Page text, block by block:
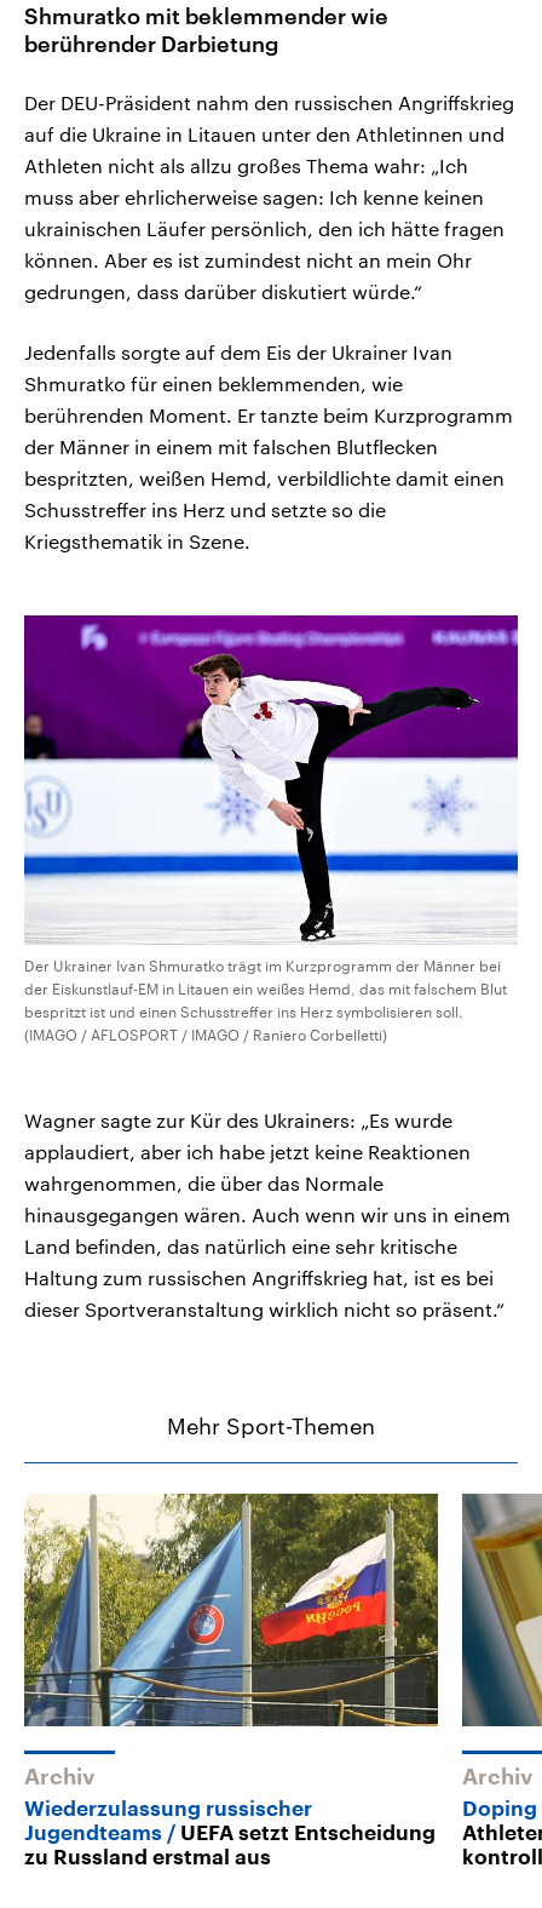
Shmuratko mit beklemmender wie
berührender Darbietung
Der DEU-Präsident nahm den russischen Angriffskrieg
auf die Ukraine in Litauen unter den Athletinnen und
Athleten nicht als allzu großes Thema wahr: „Ich
muss aber ehrlicherweise sagen: Ich kenne keinen
ukrainischen Läufer persönlich, den ich hätte fragen
können. Aber es ist zumindest nicht an mein Ohr
gedrungen, dass darüber diskutiert würde.“
Jedenfalls sorgte auf dem Eis der Ukrainer Ivan
Shmuratko für einen beklemmenden, wie
berührenden Moment. Er tanzte beim Kurzprogramm
der Männer in einem mit falschen Blutflecken
bespritzten, weißen Hemd, verbildlichte damit einen
Schusstreffer ins Herz und setzte so die
Kriegsthematik in Szene.
Der Ukrainer Ivan Shmuratko trägt im Kurzprogramm der Männer bei
der Eiskunstlauf-EM in Litauen ein weißes Hemd, das mit falschem Blut
bespritzt ist und einen Schusstreffer ins Herz symbolisieren soll.
(IMAGO / AFLOSPORT / IMAGO / Raniero Corbelletti)
Wagner sagte zur Kür des Ukrainers: „Es wurde
applaudiert, aber ich habe jetzt keine Reaktionen
wahrgenommen, die über das Normale
hinausgegangen wären. Auch wenn wir uns in einem
Land befinden, das natürlich eine sehr kritische
Haltung zum russischen Angriffskrieg hat, ist es bei
dieser Sportveranstaltung wirklich nicht so präsent.“
Mehr Sport-Themen
Archiv
Wiederzulassung russischer
Jugendteams
UEFA setzt Entscheidung
zu Russland erstmal aus
Archiv